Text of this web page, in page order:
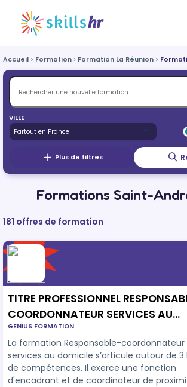
Accueil Formation Formation La Réunion
VILLE
Plus de filtres
Formations Saint-
181 offres de formation
TITRE PROFESSIONNEL
COORDONNATEUR SERVICES AU
DOMICILE
GENIUS FORMATION
La formation Responsable-coordonnateur
services au domicile s’articule autour de 3
de compétences. Il exerce une fonction
d'encadrant et de coordinateur de